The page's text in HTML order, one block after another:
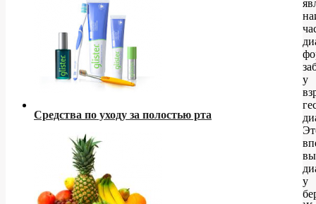
Средства по уходу за полостью рта
у
у